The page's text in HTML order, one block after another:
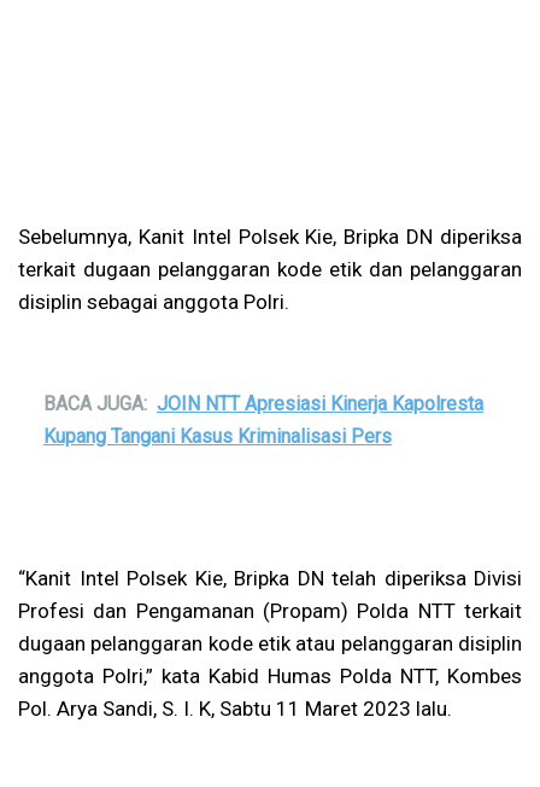
Sebelumnya, Kanit Intel Polsek Kie, Bripka DN diperiksa
terkait dugaan pelanggaran kode etik dan pelanggaran
disiplin sebagai anggota Polri.
BACA JUGA: JOIN NTT Apresiasi Kinerja Kapolresta
Kupang Tangani Kasus Kriminalisasi Pers
“Kanit Intel Polsek Kie, Bripka DN telah diperiksa Divisi
Profesi dan Pengamanan (Propam) Polda NTT terkait
dugaan pelanggaran kode etik atau pelanggaran disiplin
anggota Polri,” kata Kabid Humas Polda NTT, Kombes
Pol. Arya Sandi, S. I. K, Sabtu 11 Maret 2023 lalu.